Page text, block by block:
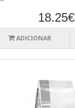
18.25€
ADICIONAR